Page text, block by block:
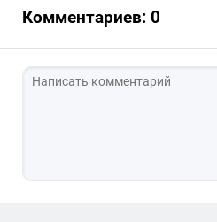
Комментариев: 0